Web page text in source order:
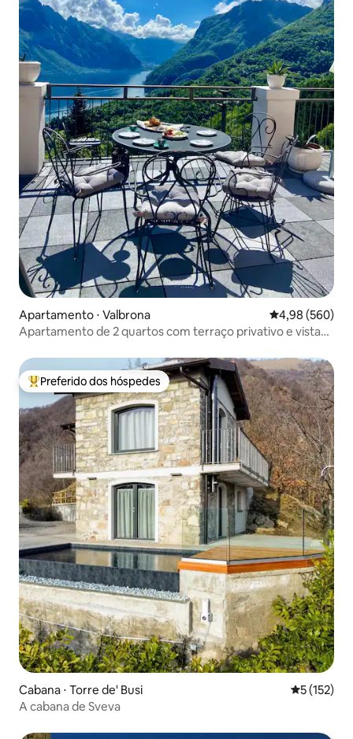
Apartamento ⋅ Valbrona 4,98 de uma
4,98 (560)
Apartamento de 2 quartos com terraço privativo e vista
Entre os melhores preferidos dos hóspedes
Preferido dos hóspedes
Cabana ⋅ Torre de' Busi 5 de uma
5 (152)
A cabana de Sveva